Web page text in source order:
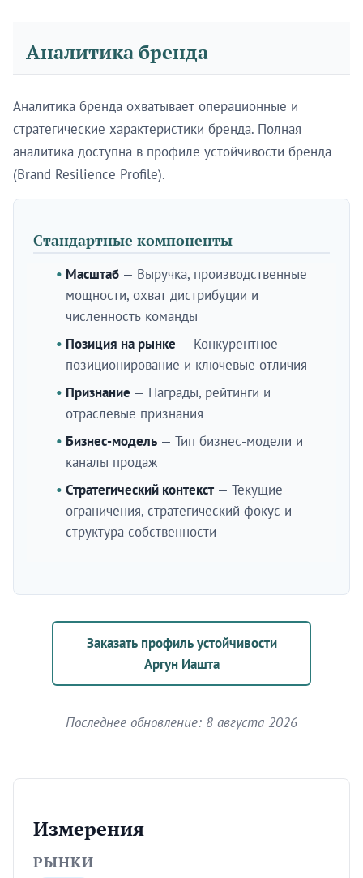
Аналитика бренда
Аналитика бренда охватывает операционные и
стратегические характеристики бренда. Полная
аналитика доступна в профиле устойчивости бренда
(Brand Resilience Profile).
Стандартные компоненты
Масштаб — Выручка, производственные
мощности, охват дистрибуции и
численность команды
Позиция на рынке — Конкурентное
позиционирование и ключевые отличия
Признание — Награды, рейтинги и
отраслевые признания
Бизнес-модель — Тип бизнес-модели и
каналы продаж
Стратегический контекст — Текущие
ограничения, стратегический фокус и
структура собственности
Заказать профиль устойчивости
Аргун Иашта
Последнее обновление: 8 августа 2026
Измерения
РЫНКИ